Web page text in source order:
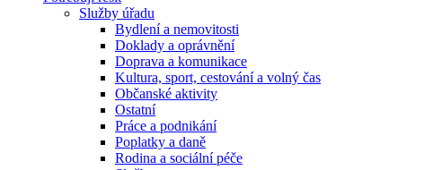
Služby úřadu
Bydlení a nemovitosti
Doklady a oprávnění
Doprava a komunikace
Kultura, sport, cestování a volný čas
Občanské aktivity
Ostatní
Práce a podnikání
Poplatky a daně
Rodina a sociální péče